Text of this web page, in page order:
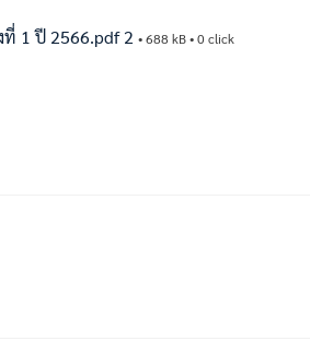
1 ปี 2566.pdf 2 • 688 kB • 0 click